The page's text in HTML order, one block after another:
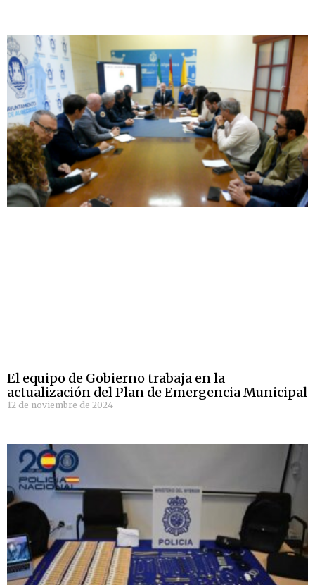
El equipo de Gobierno trabaja en la
actualización del Plan de Emergencia Municipal
12 de noviembre de 2024